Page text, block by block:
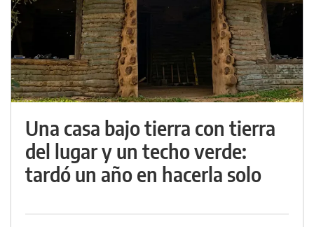
Una casa bajo tierra con tierra
del lugar y un techo verde:
tardó un año en hacerla solo